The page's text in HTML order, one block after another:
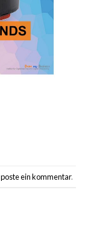
poste ein kommentar.